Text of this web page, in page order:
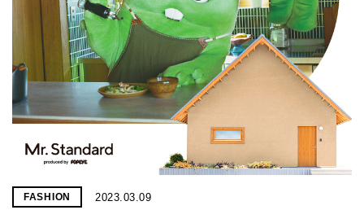
FASHION 2023.03.09